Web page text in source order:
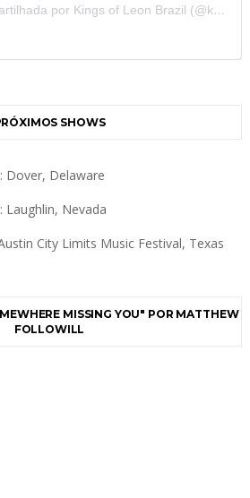
Uma publicação compartilhada por Kings of Leon Brazil (@kolbrazil)
SHOWS
Dover, Delaware
Laughlin, Nevada
City Limits Music Festival, Texas
MISSING YOU" POR MATTHEW
FOLLOWILL